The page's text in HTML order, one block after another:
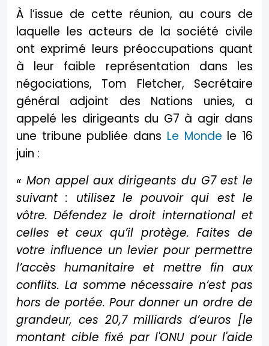
À l’issue de cette réunion, au cours de
laquelle les acteurs de la société civile
ont exprimé leurs préoccupations quant
à leur faible représentation dans les
négociations, Tom Fletcher, Secrétaire
général adjoint des Nations unies, a
appelé les dirigeants du G7 à agir dans
une tribune publiée dans Le Monde le 16
juin :
« Mon appel aux dirigeants du G7 est le
suivant : utilisez le pouvoir qui est le
vôtre. Défendez le droit international et
celles et ceux qu’il protège. Faites de
votre influence un levier pour permettre
l’accès humanitaire et mettre fin aux
conflits. La somme nécessaire n’est pas
hors de portée. Pour donner un ordre de
grandeur, ces 20,7 milliards d’euros [le
montant cible fixé par l'ONU pour l'aide